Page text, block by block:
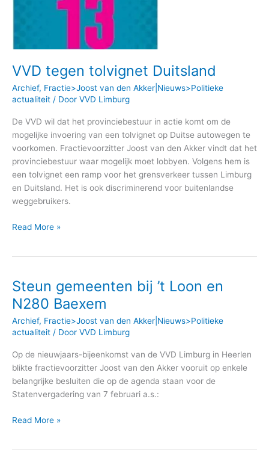
VVD tegen tolvignet Duitsland
Archief, Fractie>Joost van den Akker|Nieuws>Politieke
actualiteit / Door VVD Limburg
De VVD wil dat het provinciebestuur in actie komt om de
mogelijke invoering van een tolvignet op Duitse autowegen te
voorkomen. Fractievoorzitter Joost van den Akker vindt dat het
provinciebestuur waar mogelijk moet lobbyen. Volgens hem is
een tolvignet een ramp voor het grensverkeer tussen Limburg
en Duitsland. Het is ook discriminerend voor buitenlandse
weggebruikers.
Read More »
Steun gemeenten bij ’t Loon en
N280 Baexem
Archief, Fractie>Joost van den Akker|Nieuws>Politieke
actualiteit / Door VVD Limburg
Op de nieuwjaars-bijeenkomst van de VVD Limburg in Heerlen
blikte fractievoorzitter Joost van den Akker vooruit op enkele
belangrijke besluiten die op de agenda staan voor de
Statenvergadering van 7 februari a.s.:
Steun
gemeenten
bij
’t
Loon
en
N280
Baexem
Read More »